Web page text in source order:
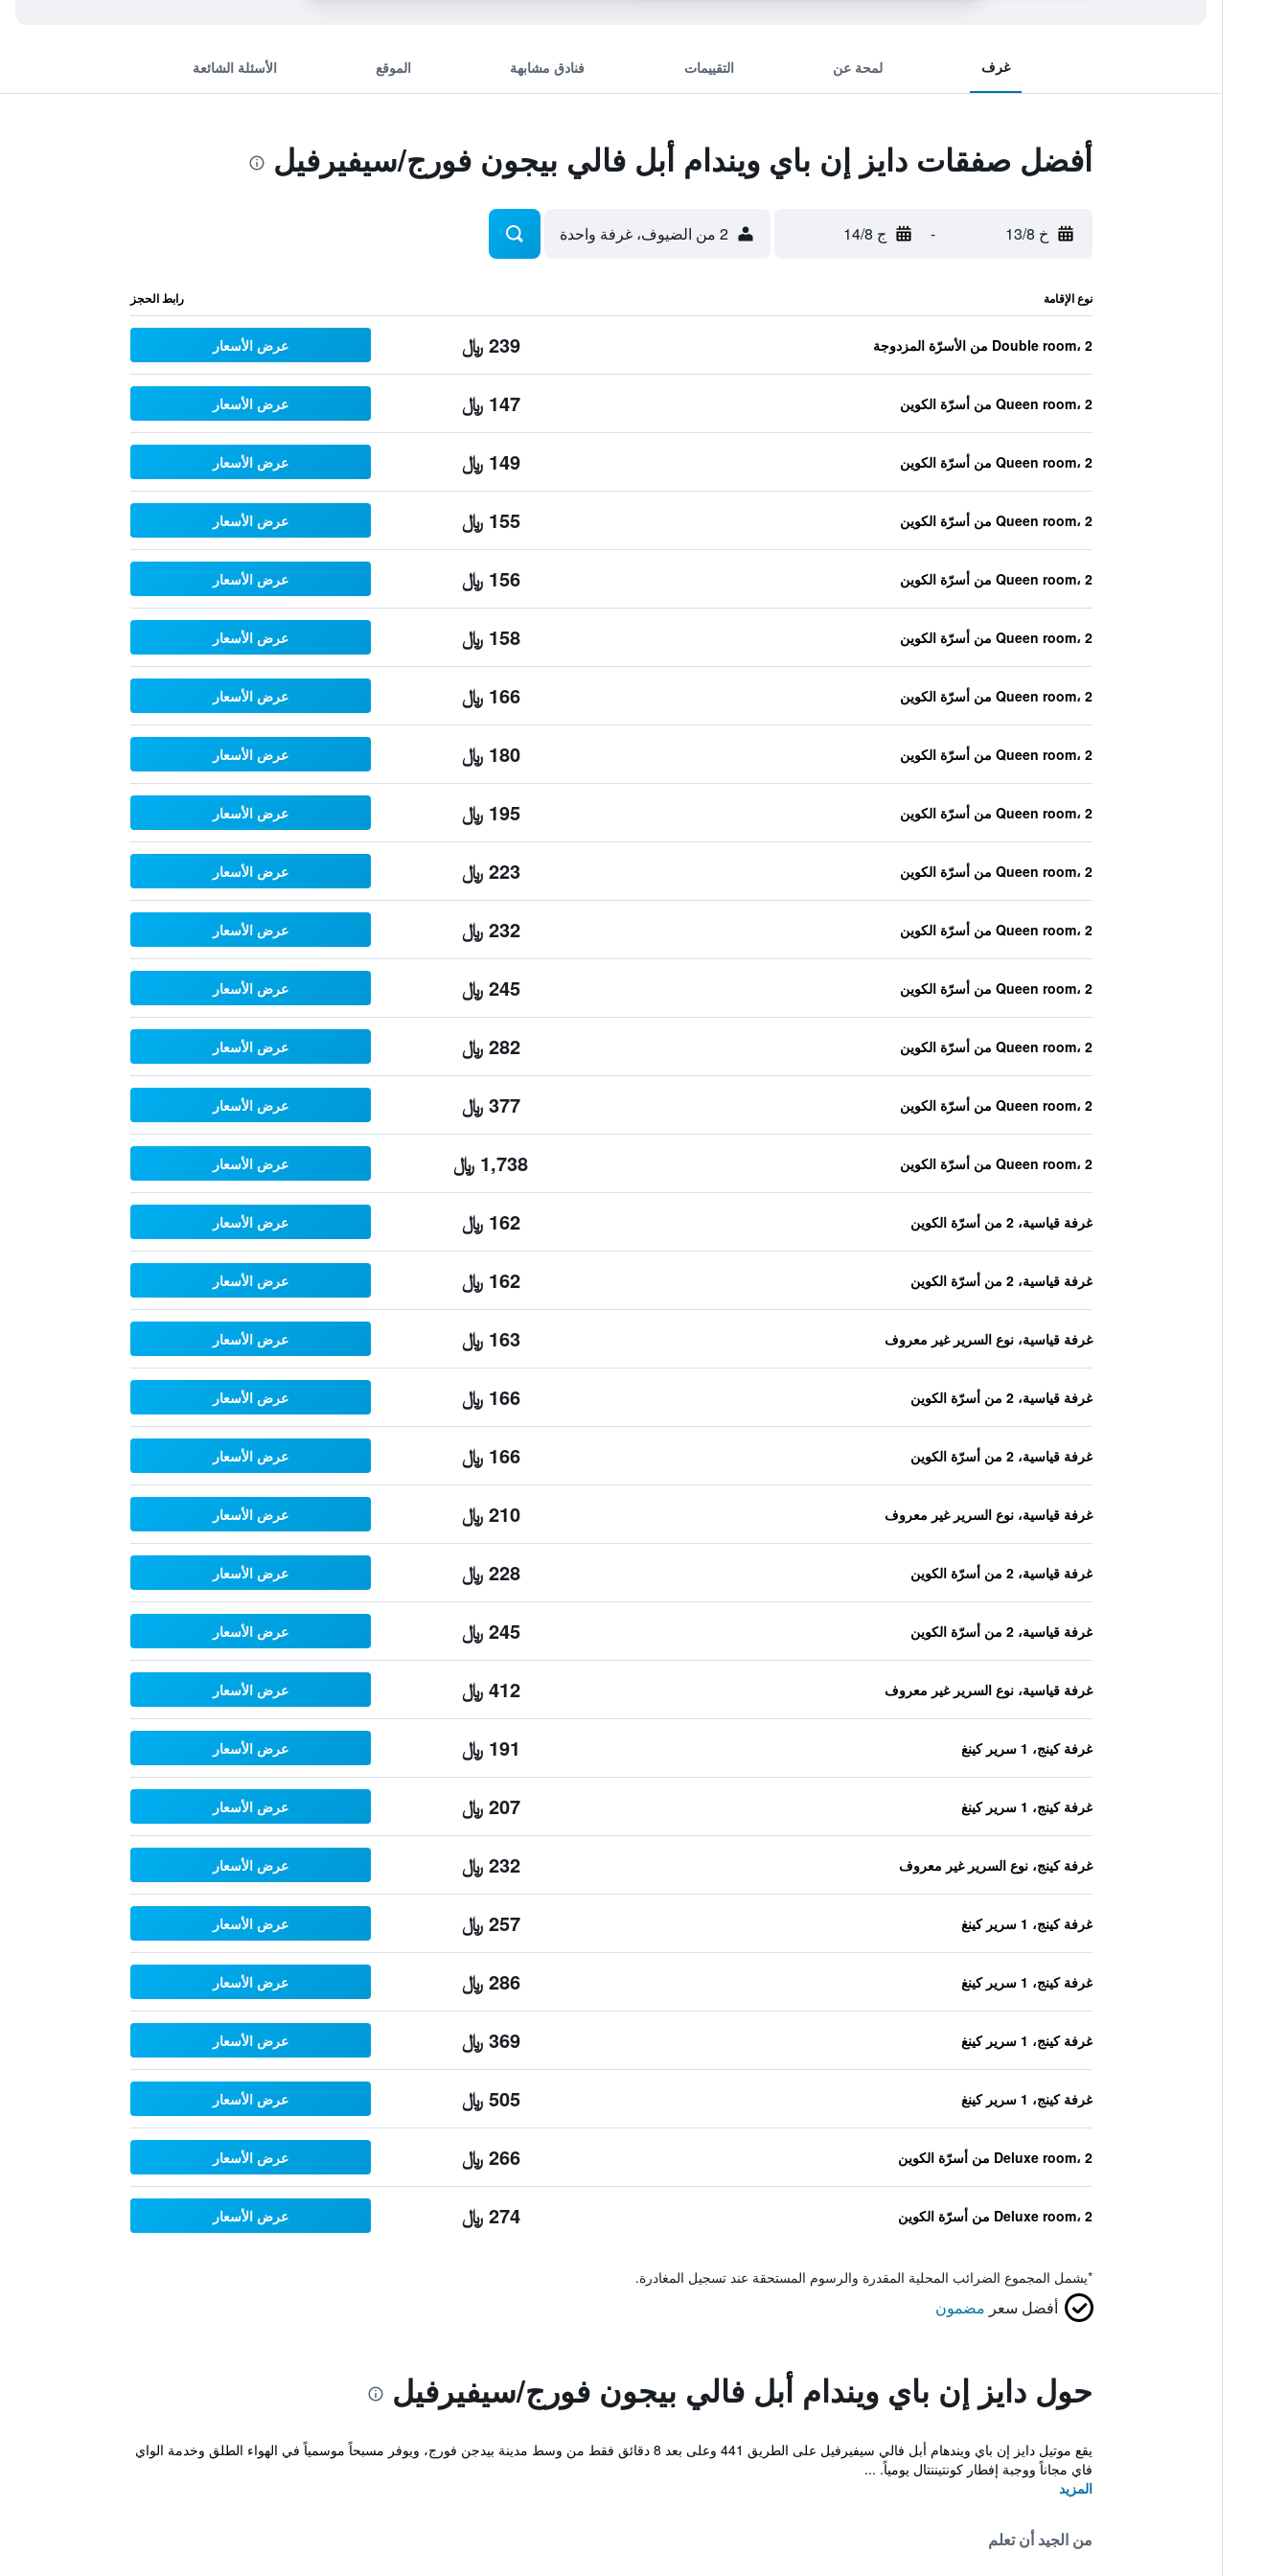
غرف لمحة عن التقييمات فنادق مشابهة الموقع الأسئلة الشائعة
أفضل صفقات دايز إن باي ويندام أبل فالي بيجون فورج/سيفيرفيل
خ 13/8 - ج 14/8 2 من الضيوف، غرفة واحدة
نوع الإقامة رابط الحجز
Double room، 2 من الأسرّة المزدوجة 239 ﷼ عرض الأسعار
Queen room، 2 من أسرّة الكوين 147 ﷼ عرض الأسعار
Queen room، 2 من أسرّة الكوين 149 ﷼ عرض الأسعار
Queen room، 2 من أسرّة الكوين 155 ﷼ عرض الأسعار
Queen room، 2 من أسرّة الكوين 156 ﷼ عرض الأسعار
Queen room، 2 من أسرّة الكوين 158 ﷼ عرض الأسعار
Queen room، 2 من أسرّة الكوين 166 ﷼ عرض الأسعار
Queen room، 2 من أسرّة الكوين 180 ﷼ عرض الأسعار
Queen room، 2 من أسرّة الكوين 195 ﷼ عرض الأسعار
Queen room، 2 من أسرّة الكوين 223 ﷼ عرض الأسعار
Queen room، 2 من أسرّة الكوين 232 ﷼ عرض الأسعار
Queen room، 2 من أسرّة الكوين 245 ﷼ عرض الأسعار
Queen room، 2 من أسرّة الكوين 282 ﷼ عرض الأسعار
Queen room، 2 من أسرّة الكوين 377 ﷼ عرض الأسعار
Queen room، 2 من أسرّة الكوين 1,738 ﷼ عرض الأسعار
غرفة قياسية، 2 من أسرّة الكوين 162 ﷼ عرض الأسعار
غرفة قياسية، 2 من أسرّة الكوين 162 ﷼ عرض الأسعار
غرفة قياسية، نوع السرير غير معروف 163 ﷼ عرض الأسعار
غرفة قياسية، 2 من أسرّة الكوين 166 ﷼ عرض الأسعار
غرفة قياسية، 2 من أسرّة الكوين 166 ﷼ عرض الأسعار
غرفة قياسية، نوع السرير غير معروف 210 ﷼ عرض الأسعار
غرفة قياسية، 2 من أسرّة الكوين 228 ﷼ عرض الأسعار
غرفة قياسية، 2 من أسرّة الكوين 245 ﷼ عرض الأسعار
غرفة قياسية، نوع السرير غير معروف 412 ﷼ عرض الأسعار
غرفة كينج، 1 سرير كينغ 191 ﷼ عرض الأسعار
غرفة كينج، 1 سرير كينغ 207 ﷼ عرض الأسعار
غرفة كينج، نوع السرير غير معروف 232 ﷼ عرض الأسعار
غرفة كينج، 1 سرير كينغ 257 ﷼ عرض الأسعار
غرفة كينج، 1 سرير كينغ 286 ﷼ عرض الأسعار
غرفة كينج، 1 سرير كينغ 369 ﷼ عرض الأسعار
غرفة كينج، 1 سرير كينغ 505 ﷼ عرض الأسعار
Deluxe room، 2 من أسرّة الكوين 266 ﷼ عرض الأسعار
Deluxe room، 2 من أسرّة الكوين 274 ﷼ عرض الأسعار
*يشمل المجموع الضرائب المحلية المقدرة والرسوم المستحقة عند تسجيل المغادرة.
أفضل سعر مضمون
حول دايز إن باي ويندام أبل فالي بيجون فورج/سيفيرفيل
يقع موتيل دايز إن باي ويندهام أبل فالي سيفيرفيل على الطريق 441 وعلى بعد 8 دقائق فقط من وسط مدينة بيدجن فورج، ويوفر مسبحاً موسمياً في الهواء الطلق وخدمة الواي
فاي مجاناً ووجبة إفطار كونتيننتال يومياً. ...
المزيد
من الجيد أن تعلم